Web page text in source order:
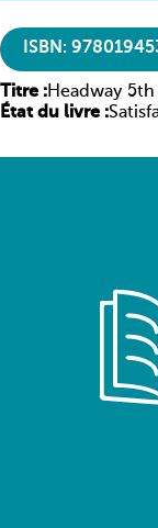
ISBN:
Titre :Headway
Workbook
État du livre :